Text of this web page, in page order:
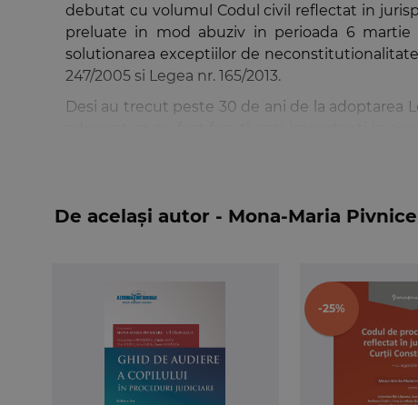
debutat cu volumul Codul civil reflectat in
preluate in mod abuziv in perioada 6 martie
solutionarea exceptiilor de neconstitutionalitate:
247/2005 si Legea nr. 165/2013.
Desi au trecut peste 30 de ani de la adoptarea
adevarat ca au fost facuti pasi importanti in
prelungirea acestui proces, astfel ca
adoptate. Pentru o lectura cat mai facila si
Primul titlu al lucrarii cuprinde o prezentare
trei criterii: cadrul procesual, structura
exigentele pe care orice cerere adresata
aspectelor de fond pe care le presupun
selectate spre analiza numai acele prevederi
In consecinta, aceasta lucrare poate fi
De același autor - Mona-Maria
-25%